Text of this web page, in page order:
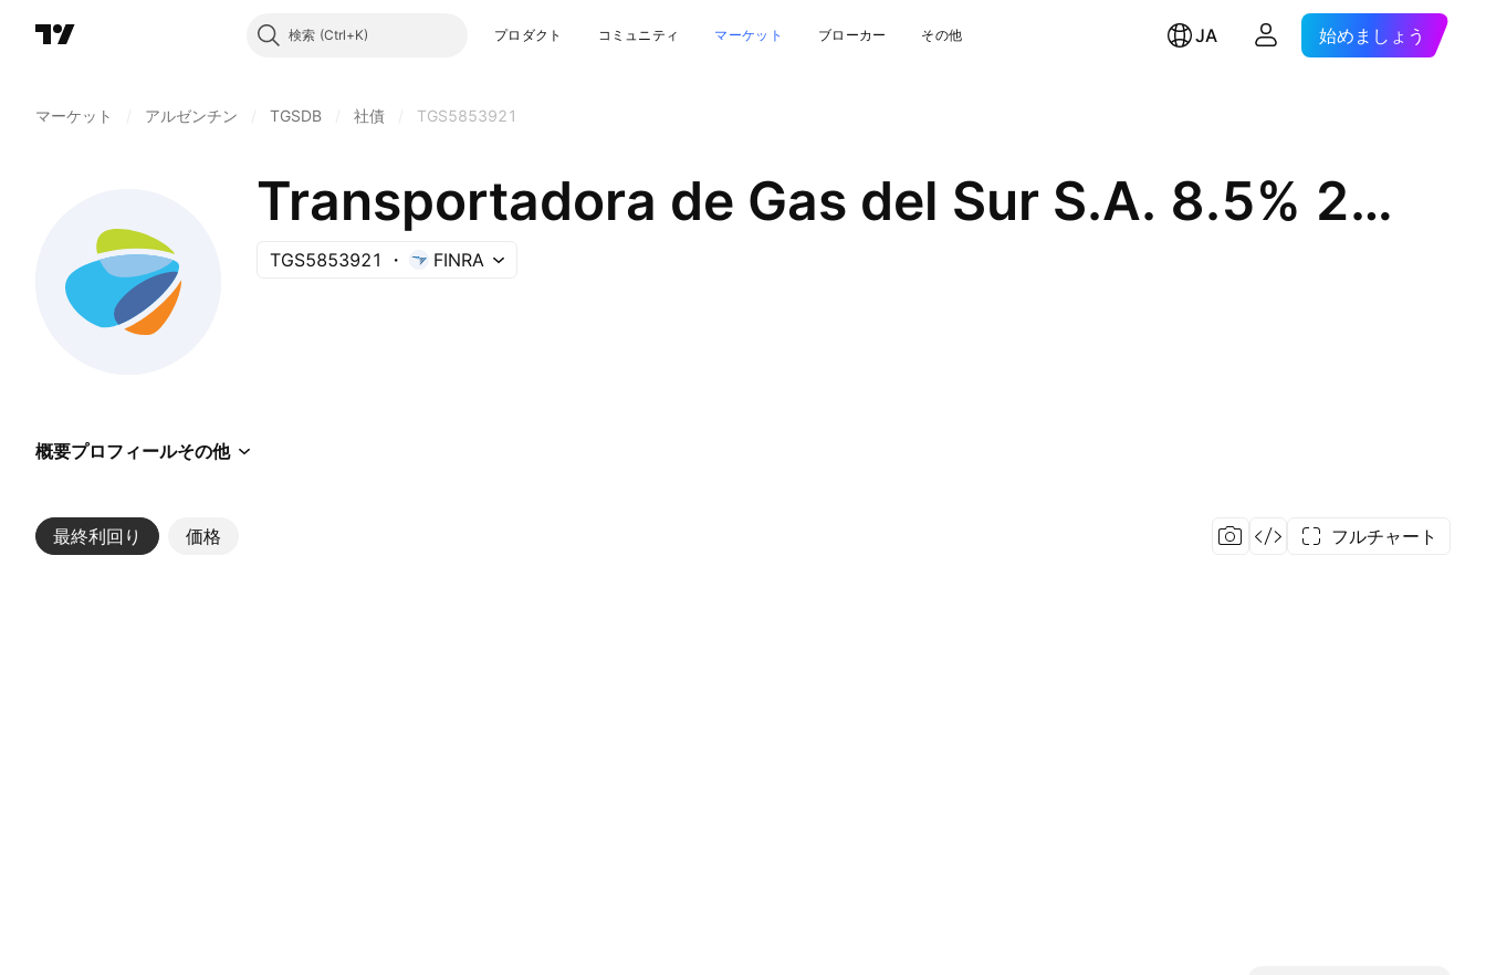
検索 プロダクト コミュニティ マーケット ブローカー その他 JA 始めましょう
マーケット アルゼンチン TGSDB 社債 TGS5853921
Transportadora de Gas del Sur S.A. 8.5% 24-JUL-2031
TGS5853921 FINRA
概要プロフィールその他
最終利回り 価格
その他 フルチャート